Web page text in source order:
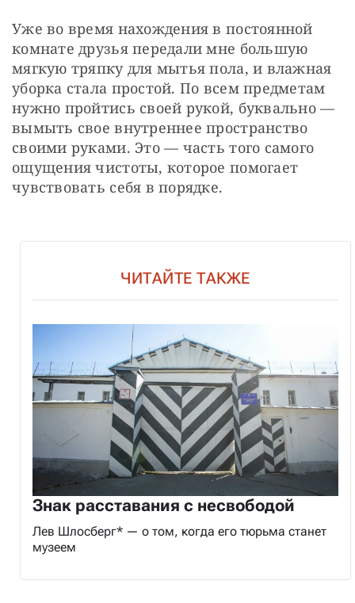
Уже во время нахождения в постоянной
комнате друзья передали мне большую
мягкую тряпку для мытья пола, и влажная
уборка стала простой. По всем предметам
нужно пройтись своей рукой, буквально —
вымыть свое внутреннее пространство
своими руками. Это — часть того самого
ощущения чистоты, которое помогает
чувствовать себя в порядке.
ЧИТАЙТЕ ТАКЖЕ
Знак расставания с несвободой
Лев Шлосберг* — о том, когда его тюрьма станет
музеем